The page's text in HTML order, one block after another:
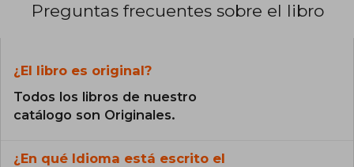
Preguntas frecuentes sobre el libro
¿El libro es original?
Todos los libros de nuestro
catálogo son Originales.
¿En qué Idioma está escrito el